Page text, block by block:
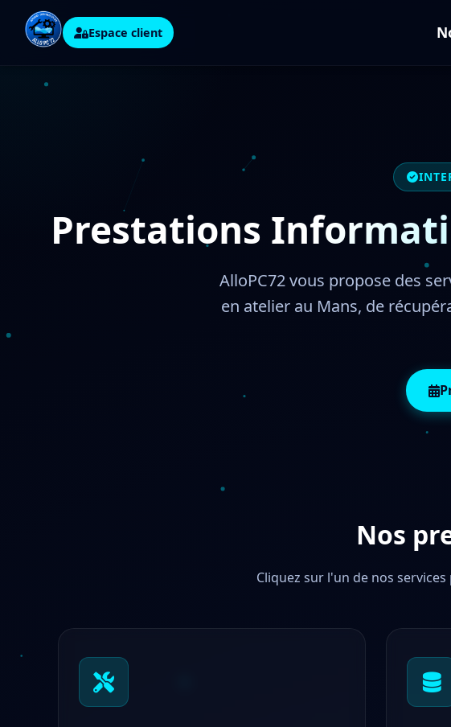
Espace client
Prestations
AlloPC72 vous propose des
en atelier au Mans, de
Nos
Cliquez sur l'un de nos